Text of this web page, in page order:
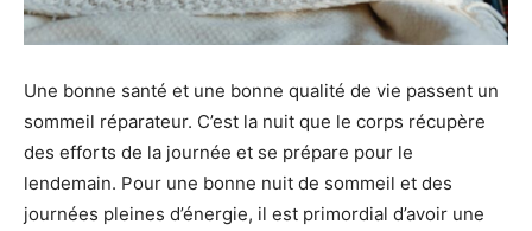
Une bonne santé et une bonne qualité de vie passent un
sommeil réparateur. C’est la nuit que le corps récupère
des efforts de la journée et se prépare pour le
lendemain. Pour une bonne nuit de sommeil et des
journées pleines d’énergie, il est primordial d’avoir une